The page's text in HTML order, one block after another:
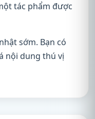
tác phẩm được
sớm. Bạn có
nội dung thú vị